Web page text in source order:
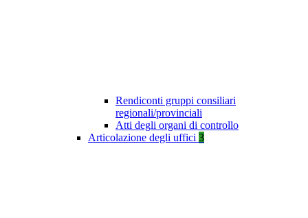
Rendiconti gruppi consiliari
regionali/provinciali
Atti degli organi di controllo
Articolazione degli uffici 3